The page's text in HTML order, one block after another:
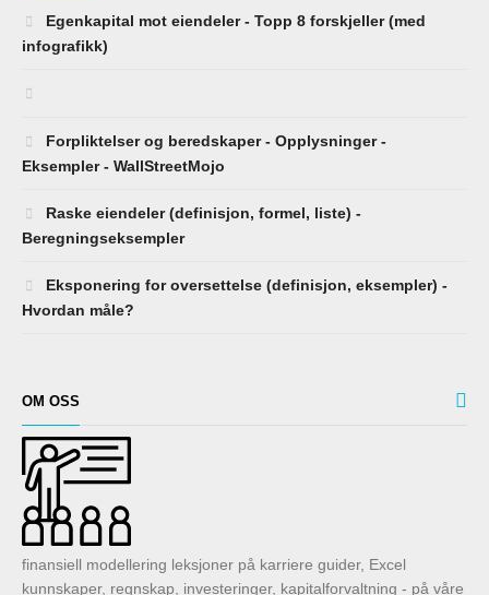
Egenkapital mot eiendeler - Topp 8 forskjeller (med
infografikk)
Forpliktelser og beredskaper - Opplysninger -
Eksempler - WallStreetMojo
Raske eiendeler (definisjon, formel, liste) -
Beregningseksempler
Eksponering for oversettelse (definisjon, eksempler) -
Hvordan måle?
OM OSS
finansiell modellering leksjoner på karriere guider, Excel
kunnskaper, regnskap, investeringer, kapitalforvaltning - på våre